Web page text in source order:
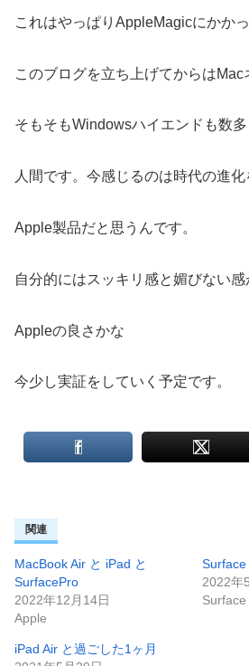
これはやっぱりAppleMagicにかかっ
このブログを立ち上げてからはMac
そもそもWindowsハイエンドも数
人間です。今感じるのは時代の進
Apple製品だと思うんです。
自分的にはスッキリ感と媚びない感
Appleの良さかな
今少し実証をしていく予定です。
関連
MacBook Air と iPad と
SurfacePro
2022年12月14日
Apple
Surface
2022年
Surface
iPad Air と過ごした1ヶ月